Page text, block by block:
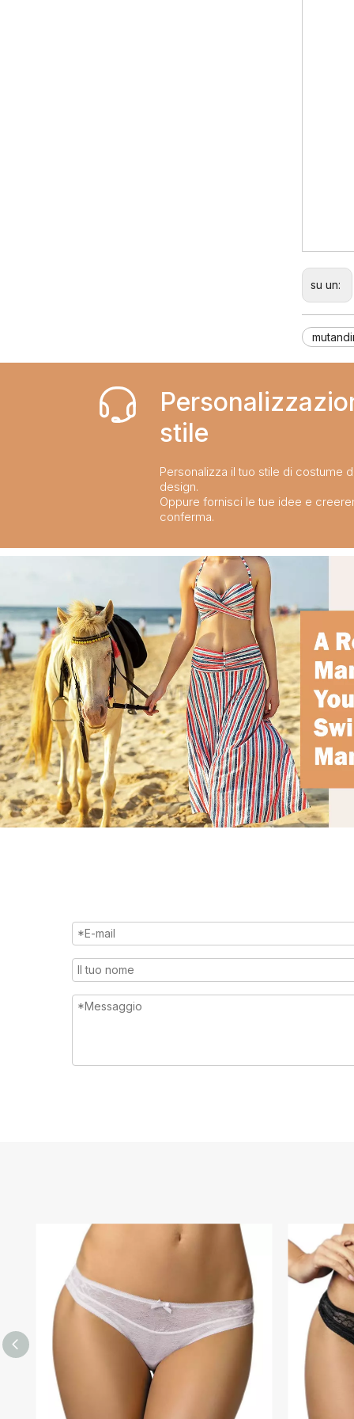
su un:
stile​​​​​​​
Personalizza il tuo stile di costume
design.
Oppure fornisci le tue idee e
conferma.